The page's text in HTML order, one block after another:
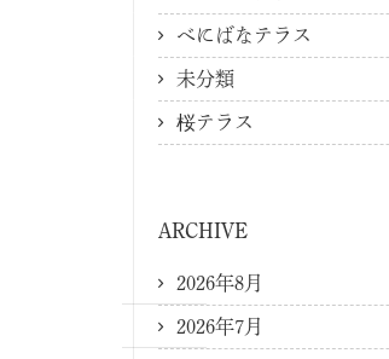
べにばなテラス
未分類
桜テラス
ARCHIVE
2026年8月
2026年7月